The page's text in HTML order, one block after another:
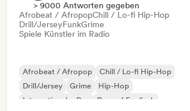
> 9000 Antworten gegeben
Afrobeat / AfropopChill / Lo-fi Hip-Hop
Drill/JerseyFunkGrime
Spiele Künstler im Radio
Afrobeat / Afropop
Chill / Lo-fi Hip-Hop
Drill/Jersey
Grime
Hip-Hop
Internationaler Rap
Rap auf Englisch